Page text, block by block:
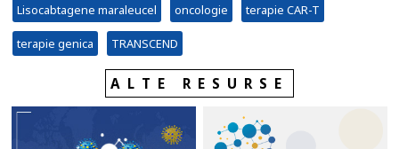
Lisocabtagene maraleucel oncologie terapie CAR-T
terapie genica TRANSCEND
ALTE RESURSE